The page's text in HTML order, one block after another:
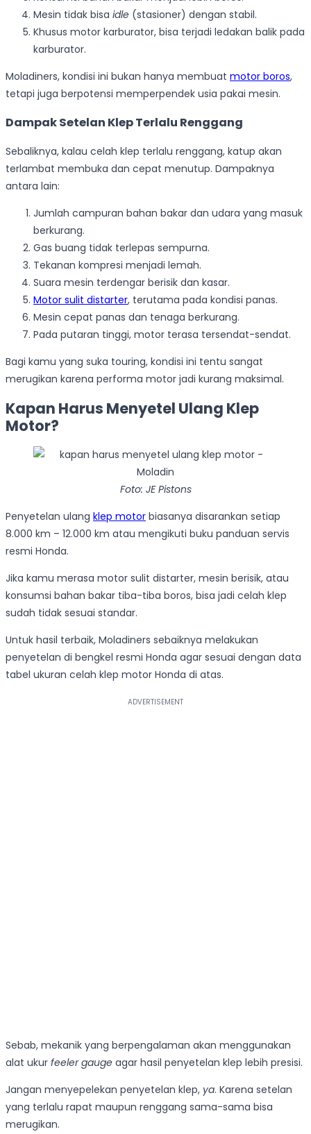
Mesin tidak bisa idle (stasioner) dengan stabil.
Khusus motor karburator, bisa terjadi ledakan balik pada
karburator.
Moladiners, kondisi ini bukan hanya membuat motor boros,
tetapi juga berpotensi memperpendek usia pakai mesin.
Dampak Setelan Klep Terlalu Renggang
Sebaliknya, kalau celah klep terlalu renggang, katup akan
terlambat membuka dan cepat menutup. Dampaknya
antara lain:
Jumlah campuran bahan bakar dan udara yang masuk
berkurang.
Gas buang tidak terlepas sempurna.
Tekanan kompresi menjadi lemah.
Suara mesin terdengar berisik dan kasar.
Motor sulit distarter, terutama pada kondisi panas.
Mesin cepat panas dan tenaga berkurang.
Pada putaran tinggi, motor terasa tersendat-sendat.
Bagi kamu yang suka touring, kondisi ini tentu sangat
merugikan karena performa motor jadi kurang maksimal.
Kapan Harus Menyetel Ulang Klep
Motor?
Foto: JE Pistons
Penyetelan ulang klep motor biasanya disarankan setiap
8.000 km – 12.000 km atau mengikuti buku panduan servis
resmi Honda.
Jika kamu merasa motor sulit distarter, mesin berisik, atau
konsumsi bahan bakar tiba-tiba boros, bisa jadi celah klep
sudah tidak sesuai standar.
Untuk hasil terbaik, Moladiners sebaiknya melakukan
penyetelan di bengkel resmi Honda agar sesuai dengan data
tabel ukuran celah klep motor Honda di atas.
Sebab, mekanik yang berpengalaman akan menggunakan
alat ukur feeler gauge agar hasil penyetelan klep lebih presisi.
Jangan menyepelekan penyetelan klep, ya. Karena setelan
yang terlalu rapat maupun renggang sama-sama bisa
merugikan.